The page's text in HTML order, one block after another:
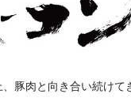
豚肉と向き合い続けて